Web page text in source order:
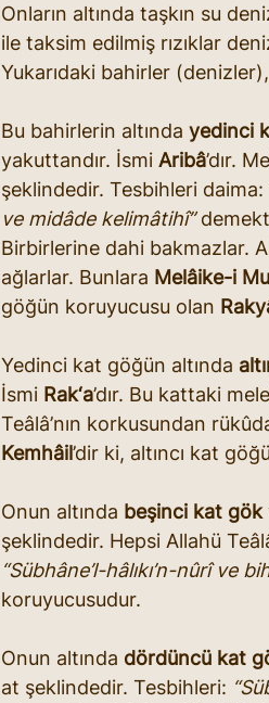
Onların altında taşkın su
ile taksim edilmiş rızıklar
Yukarıdaki bahirler
Bu bahirlerin altında yedinci
yakuttandır. İsmi Aribâ’dır.
şeklindedir. Tesbihleri daima:
ve midâde kelimâtihî”
Birbirlerine dahi bakmazlar.
ağlarlar. Bunlara Melâike-i
göğün koruyucusu olan
Yedinci kat göğün altında
İsmi Rak‘a’dır. Bu kattaki
Teâlâ’nın korkusundan
Kemhâil’dir ki, altıncı kat
Onun altında beşinci kat gök
şeklindedir. Hepsi Allahü
“Sübhâne’l-hâlıkı’n-nûrî ve
koruyucusudur.
Onun altında dördüncü kat
at şeklindedir. Tesbihleri: